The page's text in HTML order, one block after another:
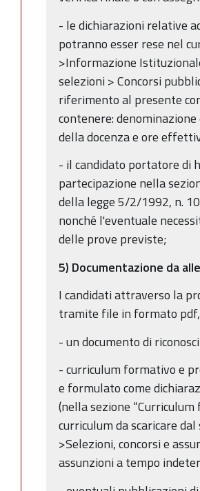
- le dichiarazioni relative
potranno esser rese nel
>Informazione
selezioni > Concorsi
riferimento al presente
contenere:
della docenza e ore
- il candidato portatore di
partecipazione nella
della legge 5/2/1992, n.
nonché l'eventuale
delle prove previste;
5) Documentazione da
I candidati attraverso la
tramite file in formato
- un documento di
- curriculum formativo e
e formulato come
(nella sezione
curriculum da scaricare
>Selezioni, concorsi e
assunzioni a tempo